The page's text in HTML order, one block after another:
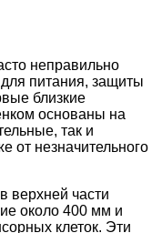
неправильно
питания, защиты
близкие
основаны на
так и
от незначительного
верхней части
около 400 мм и
клеток. Эти